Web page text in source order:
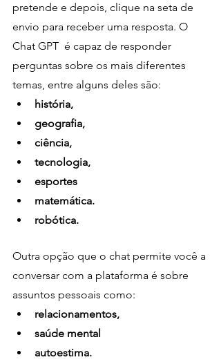
pretende e depois, clique na seta de
envio para receber uma resposta. O
Chat GPT  é capaz de responder
perguntas sobre os mais diferentes
temas, entre alguns deles são:
história,
geografia,
ciência,
tecnologia,
esportes
matemática.
robótica.
Outra opção que o chat permite você a
conversar com a plataforma é sobre
assuntos pessoais como:
relacionamentos,
saúde mental
autoestima.